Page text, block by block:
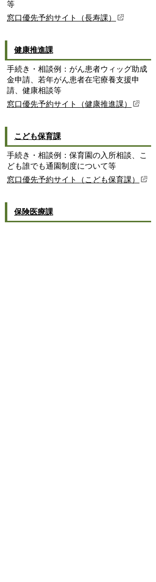
等
窓口優先予約サイト（長寿課）
健康推進課
手続き・相談例：がん患者ウィッグ助成
金申請、若年がん患者在宅療養支援申
請、健康相談等
窓口優先予約サイト（健康推進課）
こども保育課
手続き・相談例：保育園の入所相談、こ
ども誰でも通園制度について等
窓口優先予約サイト（こども保育課）
保険医療課